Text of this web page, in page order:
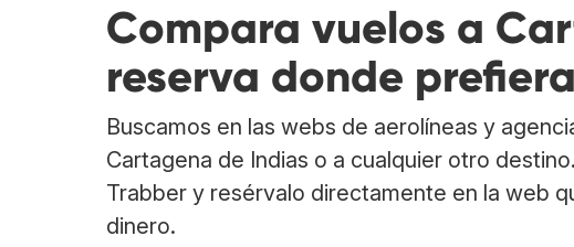
Compara vuelos a
reserva donde
Buscamos en las webs de aerolíneas y
Cartagena de Indias o a cualquier otro
Trabber y resérvalo directamente en la web
dinero.